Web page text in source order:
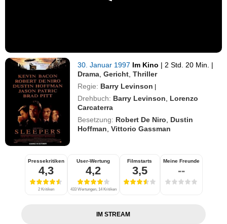
30. Januar 1997 Im Kino | 2 Std. 20 Min. |
Drama ,Gericht ,Thriller
Regie: Barry Levinson |
Drehbuch: Barry Levinson
Lorenzo
Carcaterra
Besetzung: Robert De Niro
Dustin
Hoffman ,Vittorio Gassman
Pressekritiken
4,3
2 Kritiken
User-Wertung
4,2
433 Wertungen, 14 Kritiken
Filmstarts
3,5
Meine Freunde
--
IM STREAM